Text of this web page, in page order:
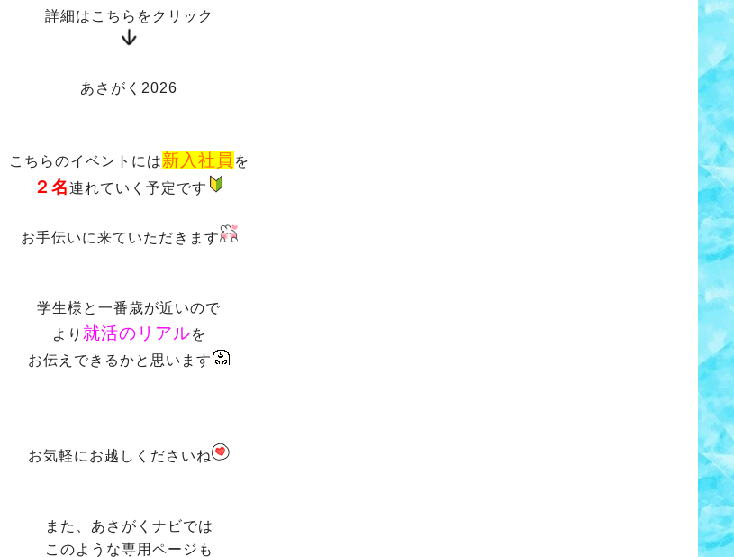
詳細はこちらをクリック
あさがく2026
こちらのイベントには新入社員 を
２名連れていく予定です
お手伝いに来ていただきます
学生様と一番歳が近いので
より 就活のリアルを
お伝えできるかと思います
お気軽にお越しくださいね
また、あさがくナビでは
このような専用ページも